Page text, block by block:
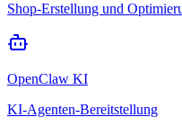
Shop-Erstellung und
OpenClaw KI
KI-Agenten-Bereitstellung